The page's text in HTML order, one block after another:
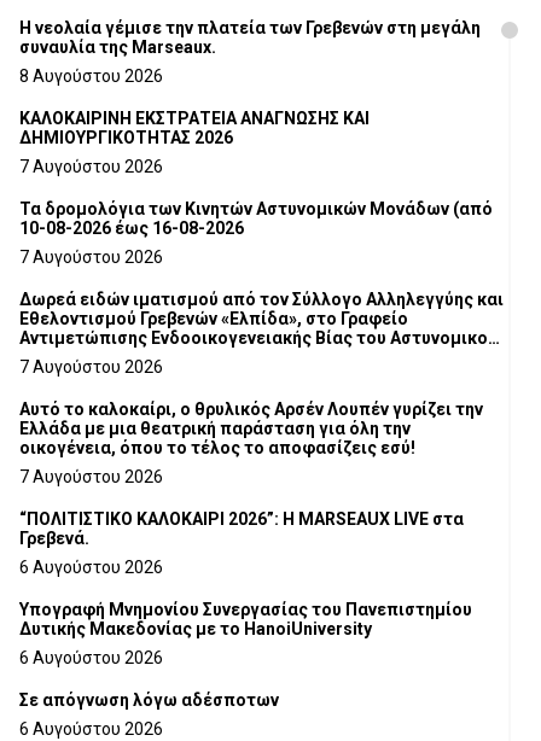
Η νεολαία γέμισε την πλατεία των Γρεβενών στη μεγάλη
συναυλία της Marseaux.
8 Αυγούστου 2026
ΚΑΛΟΚΑΙΡΙΝΗ ΕΚΣΤΡΑΤΕΙΑ ΑΝΑΓΝΩΣΗΣ ΚΑΙ
ΔΗΜΙΟΥΡΓΙΚΟΤΗΤΑΣ 2026
7 Αυγούστου 2026
Τα δρομολόγια των Κινητών Αστυνομικών Μονάδων (από
10-08-2026 έως 16-08-2026
7 Αυγούστου 2026
Δωρεά ειδών ιματισμού από τον Σύλλογο Αλληλεγγύης και
Εθελοντισμού Γρεβενών «Ελπίδα», στο Γραφείο
Αντιμετώπισης Ενδοοικογενειακής Βίας του Αστυνομικού
Τμήματος Γρεβενών
7 Αυγούστου 2026
Αυτό το καλοκαίρι, ο θρυλικός Αρσέν Λουπέν γυρίζει την
Ελλάδα με μια θεατρική παράσταση για όλη την
οικογένεια, όπου το τέλος το αποφασίζεις εσύ!
7 Αυγούστου 2026
“ΠΟΛΙΤΙΣΤΙΚΟ ΚΑΛΟΚΑΙΡΙ 2026”: Η MARSEAUX LIVE στα
Γρεβενά.
6 Αυγούστου 2026
Υπογραφή Μνημονίου Συνεργασίας του Πανεπιστημίου
Δυτικής Μακεδονίας με το HanoiUniversity
6 Αυγούστου 2026
Σε απόγνωση λόγω αδέσποτων
6 Αυγούστου 2026